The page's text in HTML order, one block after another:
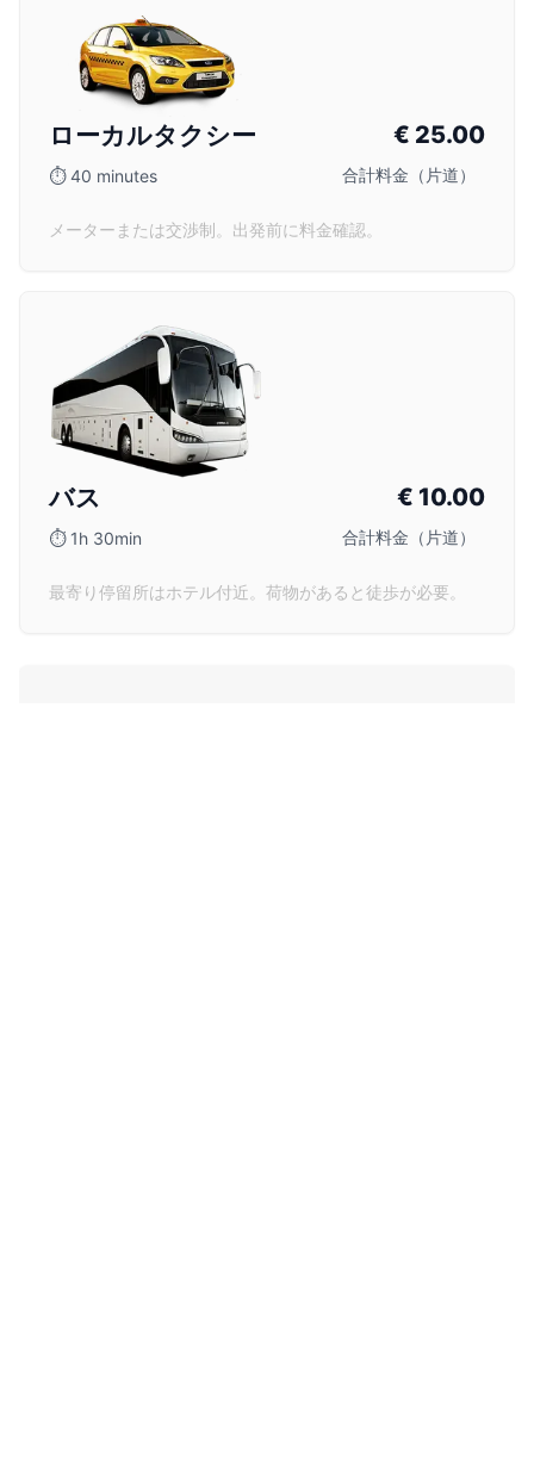
ローカルタクシー
⏱40 minutes
€ 25.00
合計料金（片道）
メーターまたは交渉制。出発前に料金確認。
バス
⏱ 1h 30min
€ 10.00
合計料金（片道）
最寄り停留所はホテル付近。荷物があると徒歩が必要。